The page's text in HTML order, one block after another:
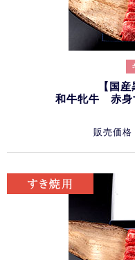
【国
和牛牝牛 赤身
販売価格